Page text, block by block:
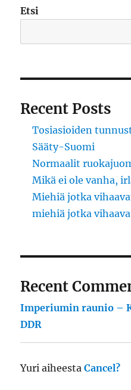
Etsi
Recent Posts
Tosiasioiden
Sääty-Suomi
Normaalit
Mikä ei ole vanha,
Miehiä jotka
miehiä jotka
Recent
Imperiumin raunio –
DDR
Yuri aiheestaCancel?